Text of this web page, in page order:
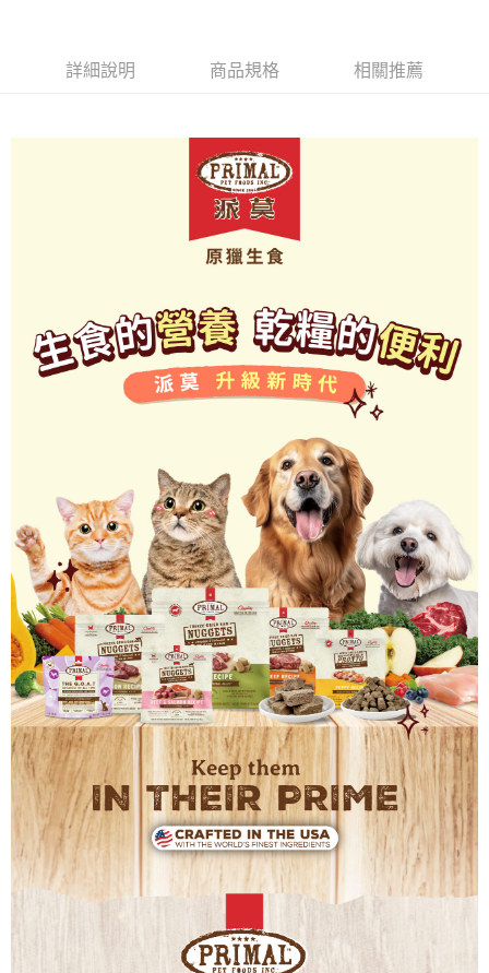
https://aftee.tw/terms/#terms3
３．未成年的使用者請事先徵得法定代理人或監護人之同意方可使用
４．使用「AFTEE先享後付」時，將依據個別帳號之用戶狀況，依本公司即
時審查核予不同之上限額度；若仍有額度不足之情形，本公司將視審查結果
５．嚴禁一人註冊多個帳號或使用他人資訊註冊。若發現惡意使用之情形，
恩沛科技股份有限公司將有權停止該用戶之使用額度並採取法律行動。
詳細說明 商品規格 相關推薦